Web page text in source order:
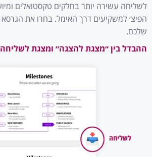
לשליחה עשירה יותר בחלקים טקסטואלים
הפיצ׳ למשקיעים דרך האימל. בחרו את
שלכם.
ההבדל בין ״מצגת להצגה״ ומצגת